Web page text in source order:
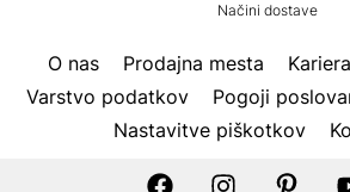
Načini dostave
O nas Prodajna mesta Kariera
Varstvo podatkov
Pogoji
Nastavitve piškotkov